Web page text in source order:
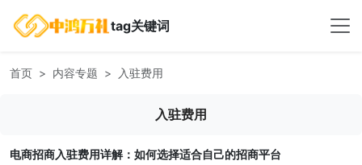
tag关键词
首页 内容专题 入驻费用
入驻费用
电商招商入驻费用详解：如何选择适合自己的招商平台